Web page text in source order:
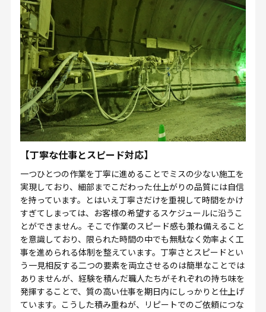
【丁寧な仕事とスピード対応】
一つひとつの作業を丁寧に進めることでミスの少ない施工を
実現しており、細部までこだわった仕上がりの品質には自信
を持っています。とはいえ丁寧さだけを重視して時間をかけ
すぎてしまっては、お客様の希望するスケジュールに沿うこ
とができません。そこで作業のスピード感も兼ね備えること
を意識しており、限られた時間の中でも無駄なく効率よく工
事を進められる体制を整えています。丁寧さとスピードとい
う一見相反する二つの要素を両立させるのは簡単なことでは
ありませんが、経験を積んだ職人たちがそれぞれの持ち味を
発揮することで、質の高い仕事を期日内にしっかりと仕上げ
ています。こうした積み重ねが、リピートでのご依頼につな